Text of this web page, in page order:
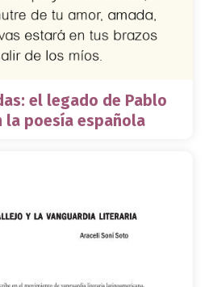
el legado de Pablo
la poesía española